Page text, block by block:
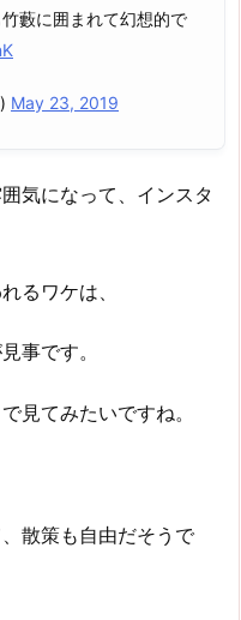
藪に囲まれて幻想的で
May 23, 2019
気になって、インスタ
るワケは、
事です。
見てみたいですね。
散策も自由だそうで